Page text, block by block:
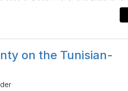
on the Tunisian-